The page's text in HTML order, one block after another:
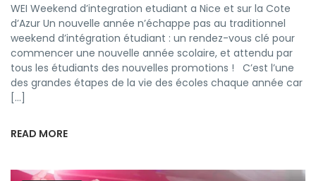
WEI Weekend d’integration etudiant a Nice et sur la Cote
d’Azur Un nouvelle année n’échappe pas au traditionnel
weekend d’intégration étudiant : un rendez-vous clé pour
commencer une nouvelle année scolaire, et attendu par
tous les étudiants des nouvelles promotions ! C’est l’une
des grandes étapes de la vie des écoles chaque année car
[…]
READ MORE